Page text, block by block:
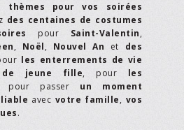
thèmes pour vos soirées
des centaines de costumes
pour Saint-Valentin,
, Noël, Nouvel An et des
les enterrements de vie
jeune fille, pour les
passer un moment
avec votre famille, vos
.